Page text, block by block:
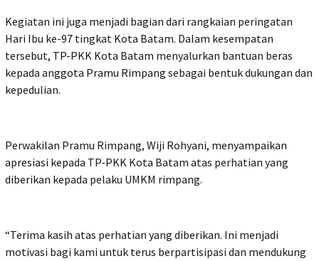
Kegiatan ini juga menjadi bagian dari rangkaian peringatan
Hari Ibu ke-97 tingkat Kota Batam. Dalam kesempatan
tersebut, TP-PKK Kota Batam menyalurkan bantuan beras
kepada anggota Pramu Rimpang sebagai bentuk dukungan dan
kepedulian.
Perwakilan Pramu Rimpang, Wiji Rohyani, menyampaikan
apresiasi kepada TP-PKK Kota Batam atas perhatian yang
diberikan kepada pelaku UMKM rimpang.
“Terima kasih atas perhatian yang diberikan. Ini menjadi
motivasi bagi kami untuk terus berpartisipasi dan mendukung